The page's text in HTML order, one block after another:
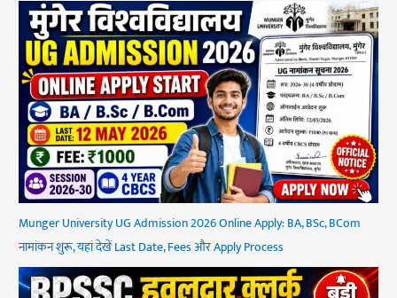
Munger University UG Admission 2026 Online Apply: BA, BSc, BCom
नामांकन शुरू, यहां देखें Last Date, Fees और Apply Process